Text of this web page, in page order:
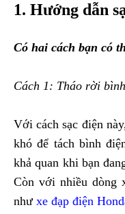
1. Hướng dẫn
Có hai cách bạn có
Cách 1: Tháo rời
Với cách sạc điện
khó để tách bình
khả quan khi bạn
Còn với nhiều dòng
như xe đạp điện